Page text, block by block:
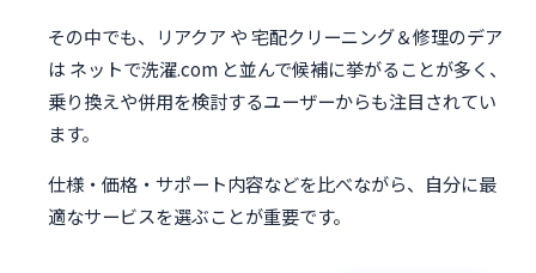
その中でも、リアクア や 宅配クリーニング＆修理のデア
は ネットで洗濯.com と並んで候補に挙がることが多く、
乗り換えや併用を検討するユーザーからも注目されてい
ます。
仕様・価格・サポート内容などを比べながら、自分に最
適なサービスを選ぶことが重要です。